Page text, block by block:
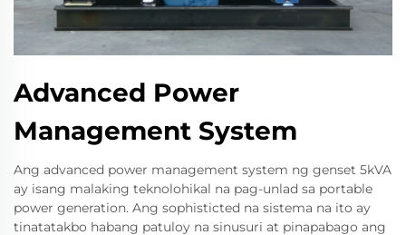
Advanced Power
Management System
Ang advanced power management system ng genset 5kVA
ay isang malaking teknolohikal na pag-unlad sa portable
power generation. Ang sophisticted na sistema na ito ay
tinatatakbo habang patuloy na sinusuri at pinapabago ang